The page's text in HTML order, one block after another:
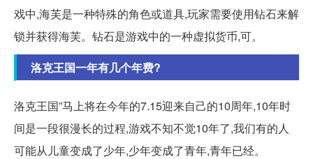
戏中,海芙是一种特殊的角色或道具,玩家需要使用钻石来解
锁并获得海芙。钻石是游戏中的一种虚拟货币,可。
洛克王国一年有几个年费?
洛克王国”马上将在今年的7.15迎来自己的10周年,10年时
间是一段很漫长的过程,游戏不知不觉10年了,我们有的人
可能从儿童变成了少年,少年变成了青年,青年已经。